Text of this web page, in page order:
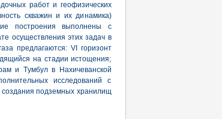
работ и геофизических
скважин и их динамика)
построения выполнены с
осуществления этих задач в
предлагаются: VI горизонт
на стадии истощения;
и Tумбул в Нахичеванской
исследований с
подземных хранилищ